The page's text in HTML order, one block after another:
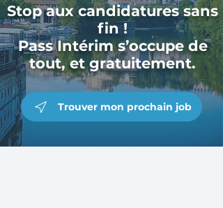
Stop aux candidatures sans
fin !
Pass Intérim s’occupe de
tout, et gratuitement.
Trouver mon prochain job